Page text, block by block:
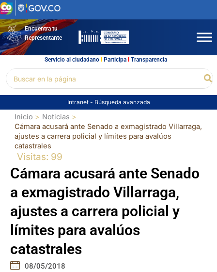
Ir
al
contenidoEncuentra tu
Representante
Servicio al ciudadano l Participal Transparencia
por:
Intranet - Búsqueda avanzada
Inicio
Noticias
Cámara acusará ante Senado a exmagistrado Villarraga,
ajustes a carrera policial y límites para avalúos
catastrales
Visitas: 99
Cámara acusará ante Senado
a exmagistrado Villarraga,
ajustes a carrera policial y
límites para avalúos
catastrales
08/05/2018